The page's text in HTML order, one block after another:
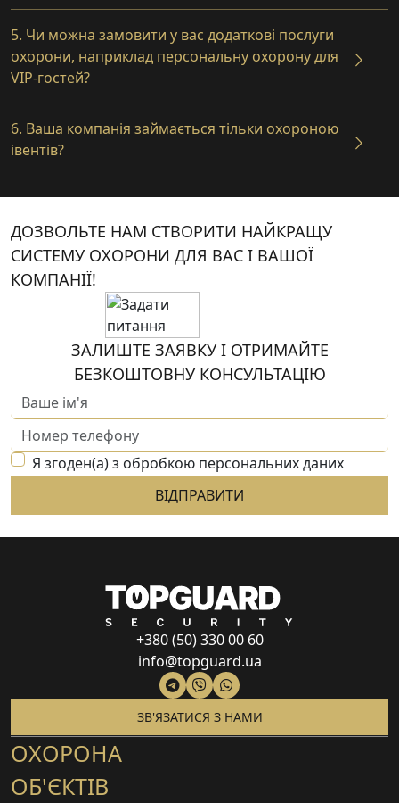
5. Чи можна замовити у вас додаткові послуги
охорони, наприклад персональну охорону для
VIP-гостей?
6. Ваша компанія займається тільки охороною
івентів?
ДОЗВОЛЬТЕ НАМ СТВОРИТИ НАЙКРАЩУ
СИСТЕМУ ОХОРОНИ ДЛЯ ВАС І ВАШОЇ
КОМПАНІЇ!
ЗАЛИШТЕ ЗАЯВКУ І ОТРИМАЙТЕ
БЕЗКОШТОВНУ КОНСУЛЬТАЦІЮ
Я згоден(а) з обробкою персональних даних
ВІДПРАВИТИ
ОХОРОНА
ОБ'ЄКТІВ
+380 (50) 330 00 60
info@topguard.ua
ЗВ'ЯЗАТИСЯ З НАМИ